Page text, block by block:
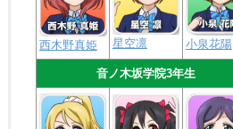
西木野真姫 星空凛 小泉花陽
音ノ木坂学院3年生